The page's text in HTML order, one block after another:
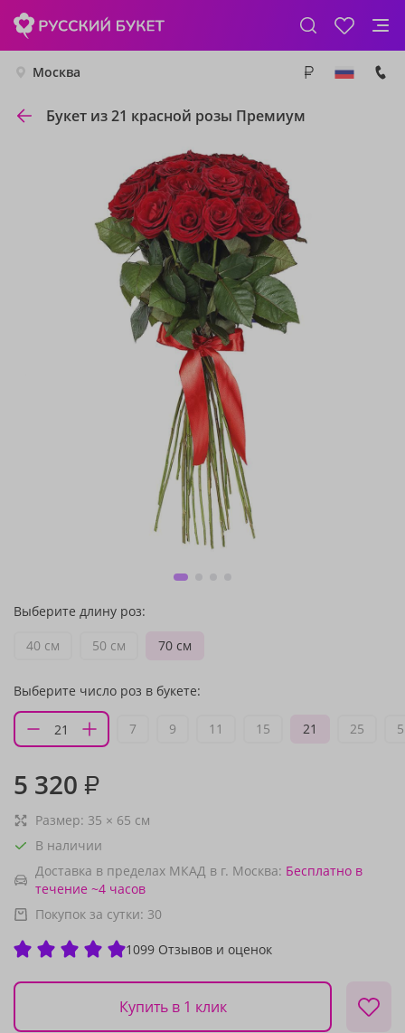
Москва
Букет из 21 красной розы Премиум
Выберите длину роз:
40 см
50 см 70 см
Выберите число роз в букете:
7 9 11 15 21 25
5 320 ₽
Размер: 35 × 65 см
В наличии
Доставка в пределах МКАД в г. Москва: Бесплатно в
течение ~4 часов
Покупок за сутки: 30
1099 Отзывов и оценок
Купить в 1 клик